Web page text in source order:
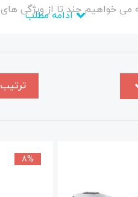
خواهیم چند تا از ویژگی
های خارجی متناسب تر می
به راحتی می توان محصولات
ادامه مطلب
8%